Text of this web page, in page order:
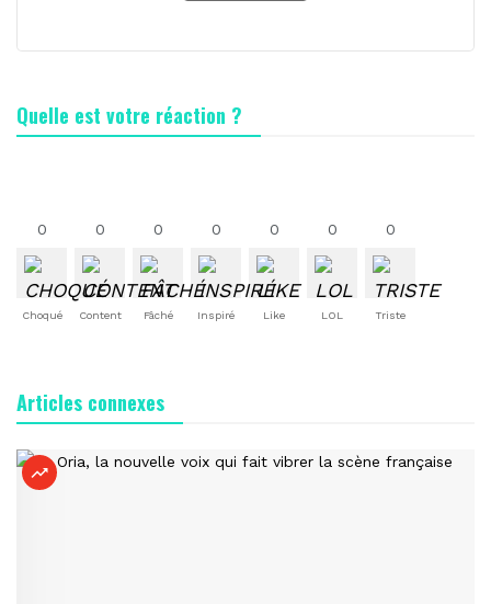
Quelle est votre réaction ?
0
Choqué
0
Content
0
Fâché
0
Inspiré
0
Like
0
LOL
0
Triste
Articles connexes